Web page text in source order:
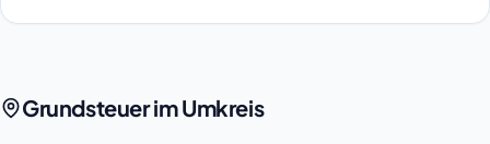
Grundsteuer im Umkreis